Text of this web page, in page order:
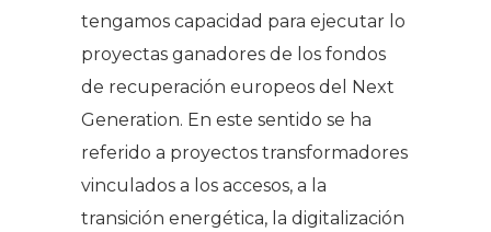
tengamos capacidad para ejecutar lo
proyectas ganadores de los fondos
de recuperación europeos del Next
Generation. En este sentido se ha
referido a proyectos transformadores
vinculados a los accesos, a la
transición energética, la digitalización